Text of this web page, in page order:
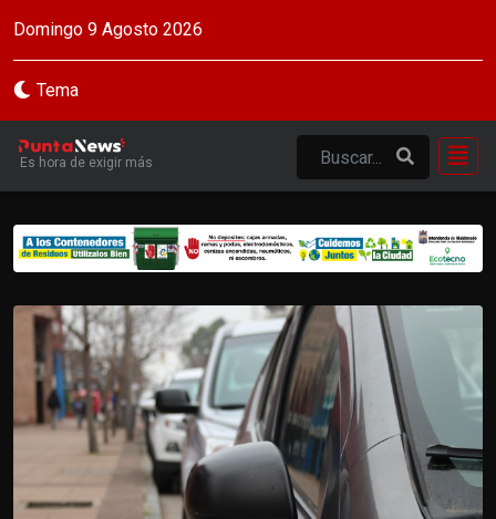
Domingo 9 Agosto 2026
Tema
Es hora de exigir más